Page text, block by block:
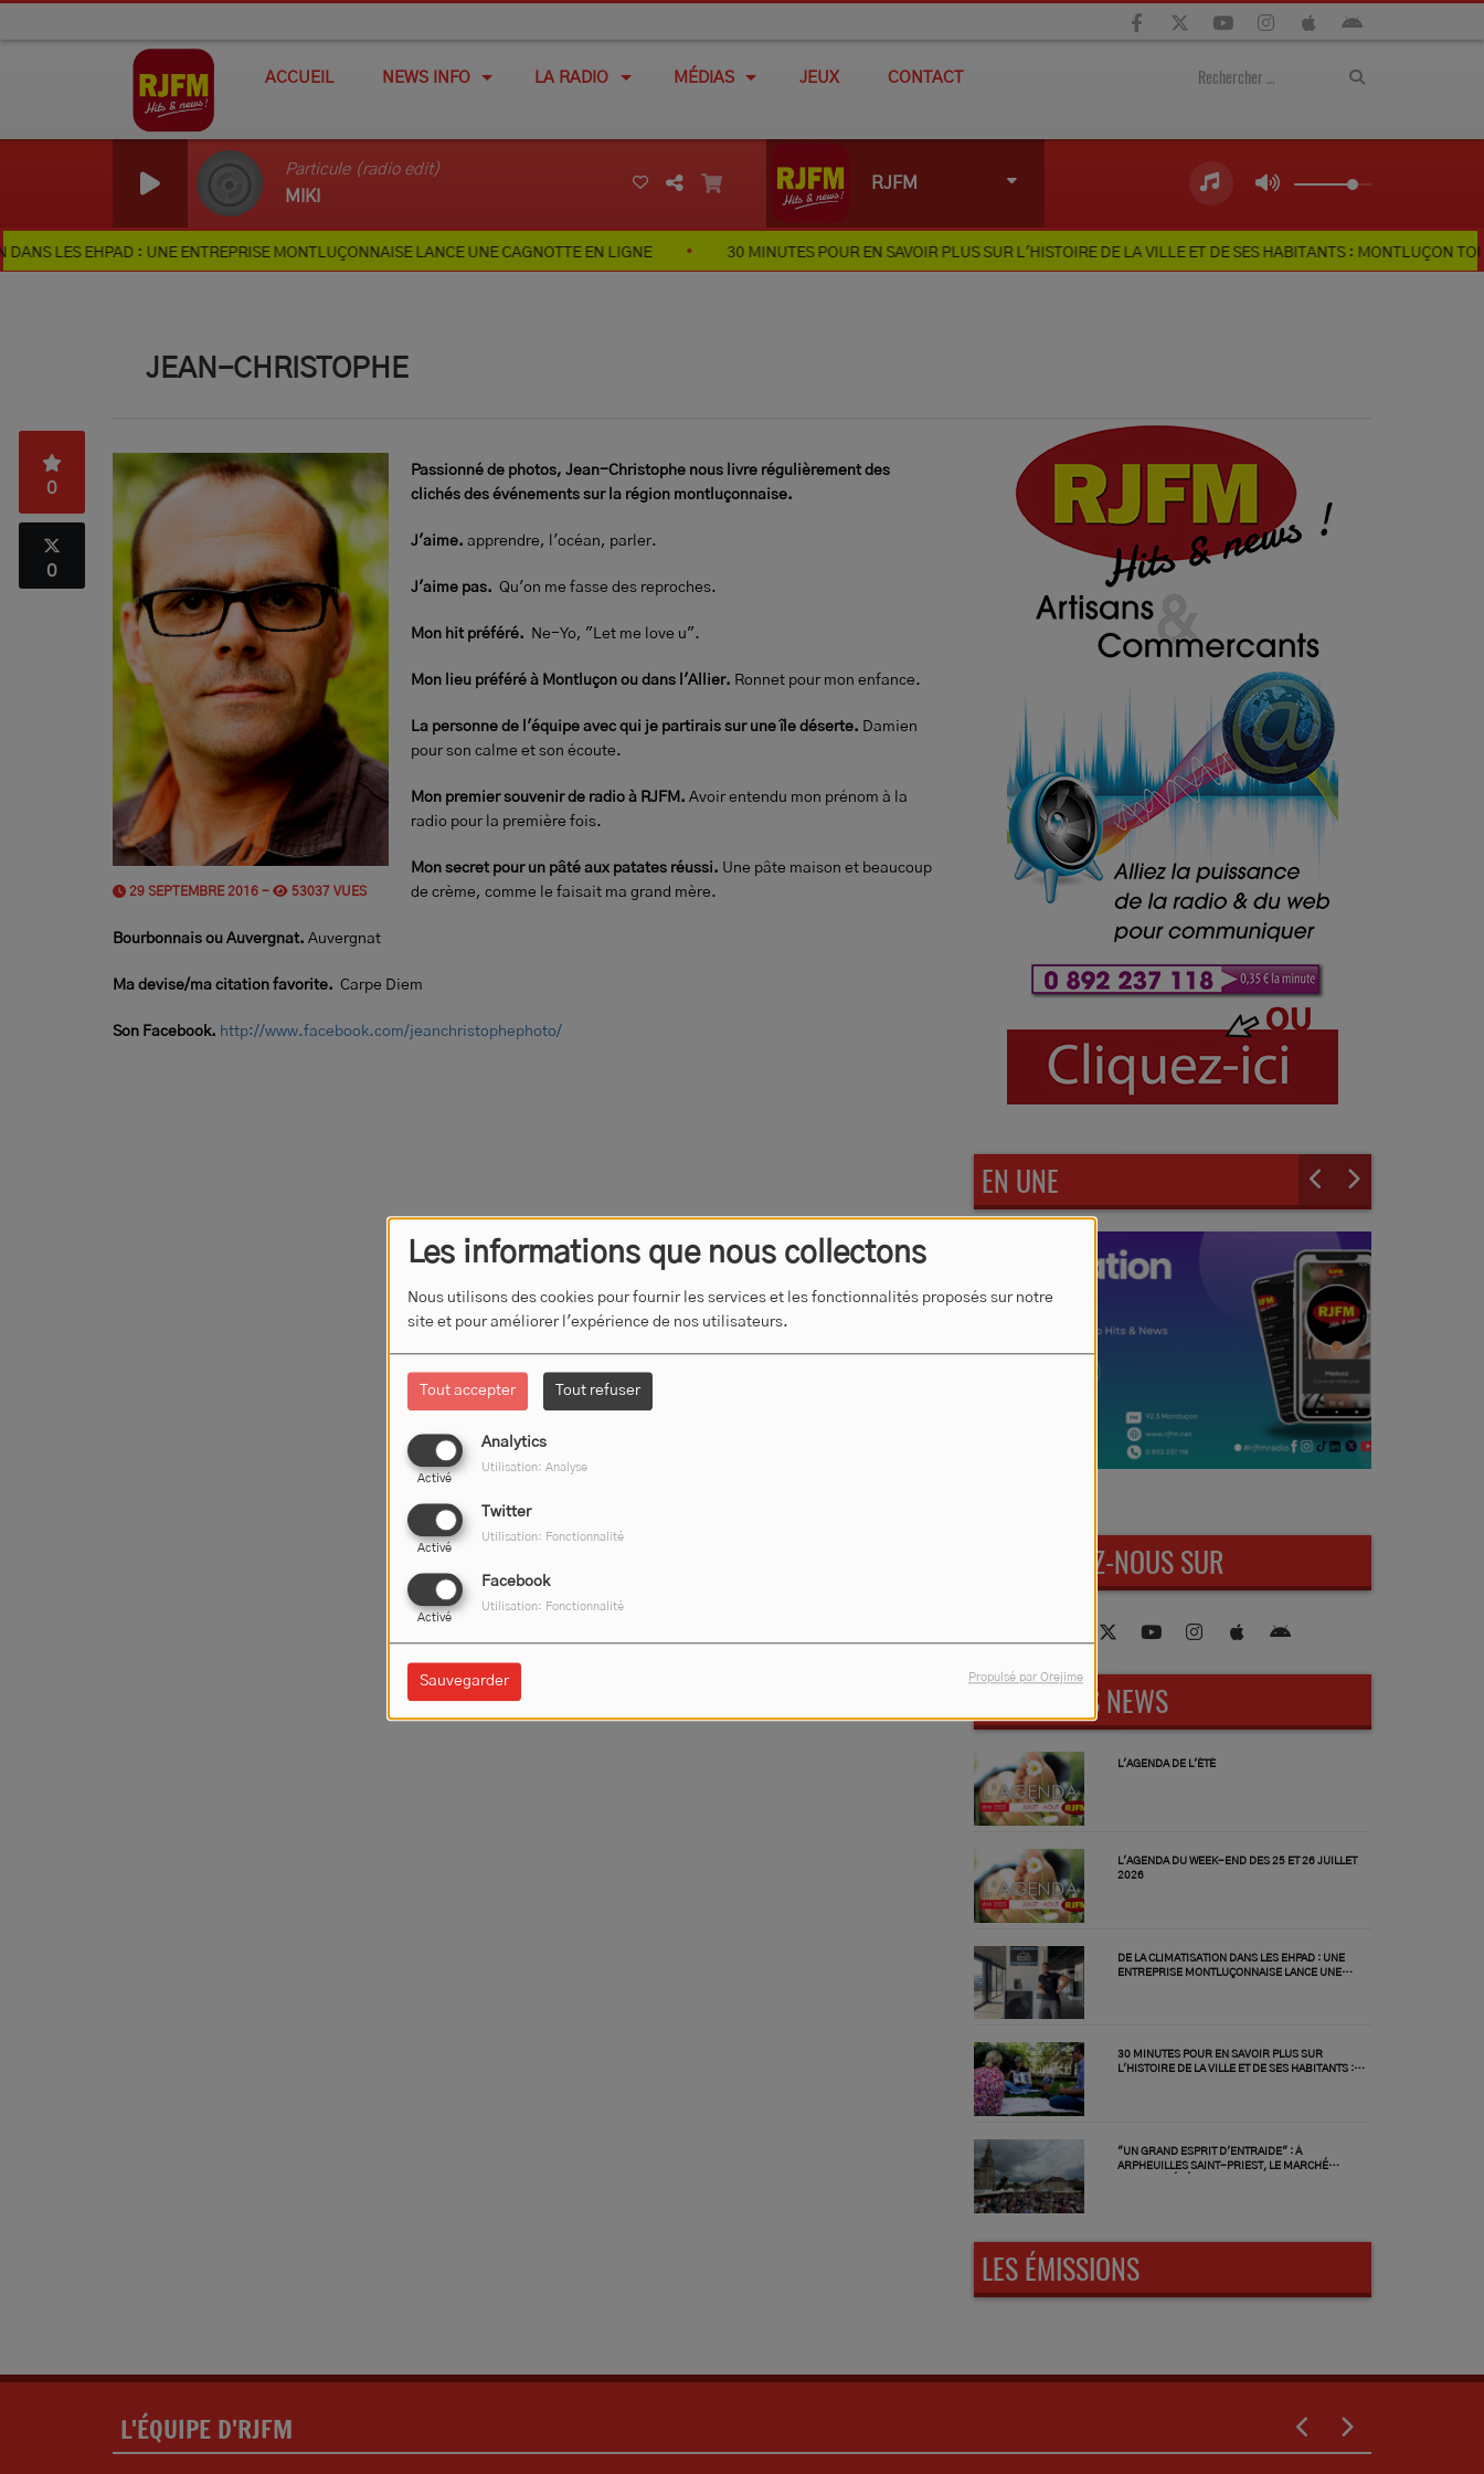
Les informations que nous collectons
Nous utilisons des cookies pour fournir les services et les fonctionnalités proposés sur notre
site et pour améliorer l'expérience de nos utilisateurs.
Tout accepter Tout refuser
Analytics
Activé
Utilisation: Analyse
Twitter
Activé
Utilisation: Fonctionnalité
Facebook
Activé
Utilisation: Fonctionnalité
Sauvegarder Propulsé par Orejime
ACCUEIL NEWS INFO LA RADIO MÉDIAS JEUX CONTACT
Particule (radio edit)
MIKI
RJFM
: UNE ENTREPRISE MONTLUÇONNAISE LANCE UNE CAGNOTTE EN LIGNE 30 MINUTES POUR EN SAVOIR PLUS SUR L'HISTOIRE DE LA VILLE ET DE SES HABITANTS : MONTLUÇON TOURISME LANCE
JEAN-CHRISTOPHE
0
0
29 SEPTEMBRE 2016 - 53037 VUES
Passionné de photos, Jean-Christophe nous livre régulièrement des
clichés des événements sur la région montluçonnaise.
J'aime. apprendre, l'océan, parler.
J'aime pas. Qu'on me fasse des reproches.
Mon hit préféré. Ne-Yo, "Let me love u".
Mon lieu préféré à Montluçon ou dans l'Allier. Ronnet pour mon enfance.
La personne de l'équipe avec qui je partirais sur une île déserte. Damien
pour son calme et son écoute.
Mon premier souvenir de radio à RJFM. Avoir entendu mon prénom à la
radio pour la première fois.
Mon secret pour un pâté aux patates réussi. Une pâte maison et beaucoup
de crème, comme le faisait ma grand mère.
Bourbonnais ou Auvergnat. Auvergnat
Ma devise/ma citation favorite. Carpe Diem
Son Facebook. http://www.facebook.com/jeanchristophephoto/
EN UNE
RETROUVEZ-NOUS SUR
DERNIÈRES NEWS
L'AGENDA DE L'ÉTÉ
L'AGENDA DU WEEK-END DES 25 ET 26 JUILLET
2026
DE LA CLIMATISATION DANS LES EHPAD : UNE
ENTREPRISE MONTLUÇONNAISE LANCE UNE
30 MINUTES POUR EN SAVOIR PLUS SUR
L'HISTOIRE DE LA VILLE ET DE SES HABITANTS :
"UN GRAND ESPRIT D'ENTRAIDE" : À
ARPHEUILLES SAINT-PRIEST, LE MARCHÉ
LES ÉMISSIONS
L'ÉQUIPE D'RJFM